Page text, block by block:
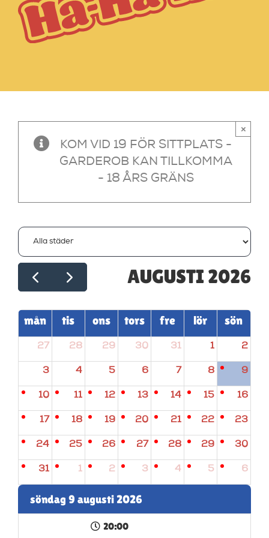
KOM VID 19 FÖR SITTPLATS -
GARDEROB KAN TILLKOMMA
- 18 ÅRS GRÄNS
×
AUGUSTI 2026
mån tis ons tors fre lör sön
27 28 29 30 31 1 2
3 4 5 6 7 8 9
10 11 12 13 14 15 16
17 18 19 20 21 22 23
24 25 26 27 28 29 30
31 1 2 3 4 5 6
söndag 9 augusti 2026
20:00